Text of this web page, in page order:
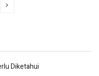
Diketahui